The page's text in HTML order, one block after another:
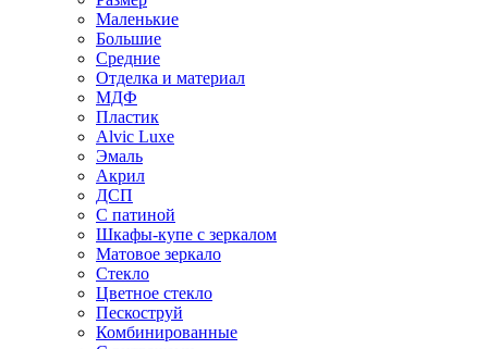
Маленькие
Большие
Средние
Отделка и материал
МДФ
Пластик
Alvic Luxe
Эмаль
Акрил
ДСП
С патиной
Шкафы-купе с зеркалом
Матовое зеркало
Стекло
Цветное стекло
Пескоструй
Комбинированные